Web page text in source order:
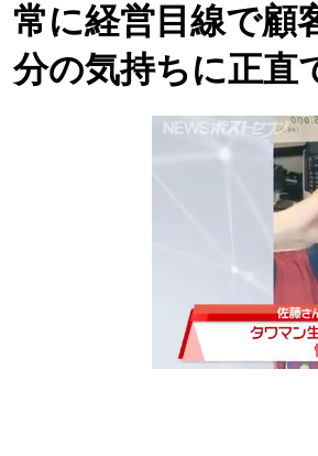
常に経営目線で顧
分の気持ちに正直